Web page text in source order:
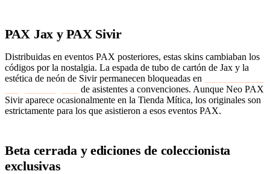
PAX Jax y PAX Sivir
Distribuidas en eventos PAX posteriores, estas skins cambiaban los
códigos por la nostalgia. La espada de tubo de cartón de Jax y la
estética de neón de Sivir permanecen bloqueadas en
de asistentes a convenciones. Aunque Neo PAX
Sivir aparece ocasionalmente en la Tienda Mítica, los originales son
estrictamente para los que asistieron a esos eventos PAX.
Beta cerrada y ediciones de coleccionista
exclusivas